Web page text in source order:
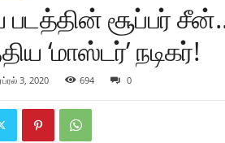
படத்தின் சூப்பர்
‘மாஸ்டர்’ நடிகர்!
3, 2020 694 0